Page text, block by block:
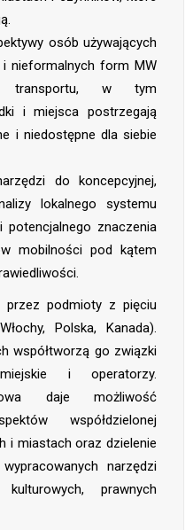
osób używających
i nieformalnych form MW
transportu, w tym
i miejsca postrzegają
i niedostępne dla siebie
do koncepcyjnej,
lokalnego systemu
znaczenia
mobilności pod kątem
przez podmioty z pięciu
Polska, Kanada).
współtworzą go związki
i operatorzy.
daje możliwość
współdzielonej
i miastach oraz dzielenie
narzędzi
prawnych